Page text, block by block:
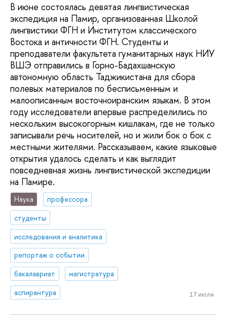
В июне состоялась девятая лингвистическая
экспедиция на Памир, организованная Школой
лингвистики ФГН и Институтом классического
Востока и античности ФГН. Студенты и
преподаватели факультета гуманитарных наук НИУ
ВШЭ отправились в Горно-Бадахшанскую
автономную область Таджикистана для сбора
полевых материалов по бесписьменным и
малоописанным восточноиранским языкам. В этом
году исследователи впервые распределились по
нескольким высокогорным кишлакам, где не только
записывали речь носителей, но и жили бок о бок с
местными жителями. Рассказываем, какие языковые
открытия удалось сделать и как выглядит
повседневная жизнь лингвистической экспедиции
на Памире.
Наука
профессора
студенты
исследования и аналитика
репортаж о событии
бакалавриат
магистратура
аспирантура
17 июля